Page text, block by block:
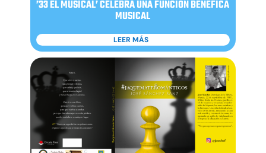
’33 EL MUSICAL’ CELEBRA UNA FUNCIÓN BENÉFICA
MUSICAL
LEER MÁS